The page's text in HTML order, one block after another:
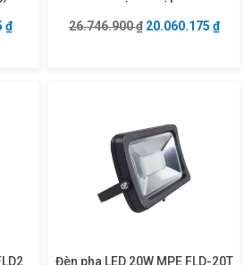
5.040.100 ₫.
₫Giá hiện tại là: 3.780.075 ₫.
26.746.900₫ Giá gốc là:
20.060.175 ₫Giá
Đèn pha LED 20W MPE FLD-20T